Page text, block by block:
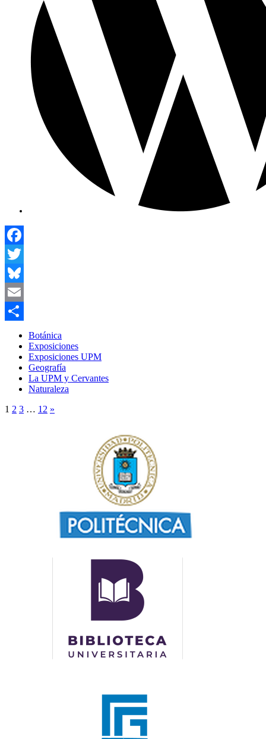
Facebook
Twitter
Bluesky
Email
Compartir
Botánica
Exposiciones
Exposiciones UPM
Geografía
La UPM y Cervantes
Naturaleza
1 2 3 … 12 »